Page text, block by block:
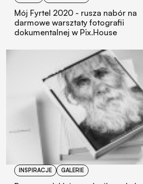
Mój Fyrtel 2020 - rusza nabór na
darmowe warsztaty fotografii
dokumentalnej w Pix.House
INSPIRACJE GALERIE